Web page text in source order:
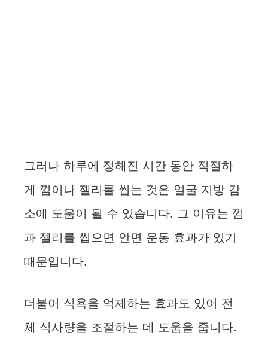
그러나 하루에 정해진 시간 동안 적절하
게 껌이나 젤리를 씹는 것은 얼굴 지방 감
소에 도움이 될 수 있습니다. 그 이유는 껌
과 젤리를 씹으면 안면 운동 효과가 있기
때문입니다.
더불어 식욕을 억제하는 효과도 있어 전
체 식사량을 조절하는 데 도움을 줍니다.